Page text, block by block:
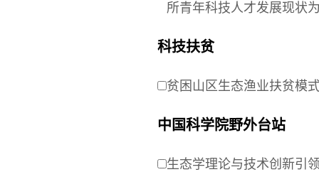
所青年科技人才发展现状
科技扶贫
贫困山区生态渔业扶贫模
中国科学院野外台站
生态学理论与技术创新引